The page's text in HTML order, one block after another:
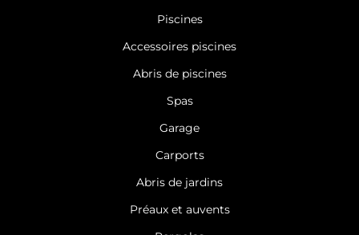
Piscines
Accessoires piscines
Abris de piscines
Spas
Garage
Carports
Abris de jardins
Préaux et auvents